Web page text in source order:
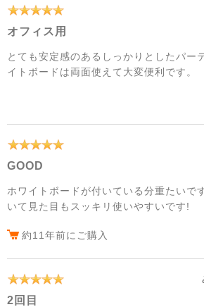
オフィス用
とても安定感のあるしっかりとしたパー
イトボードは両面使えて大変便利です。
GOOD
ホワイトボードが付いている分重たいで
いて見た目もスッキリ使いやすいです!
約11年前にご購入
2回目